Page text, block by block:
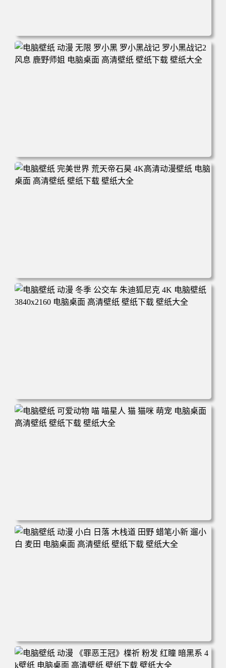
电脑壁纸 柯南和小兰背靠背 夕阳 日落 4K动漫壁纸 电脑桌
面 高清壁纸 壁纸下载 壁纸大全
电脑壁纸 动漫 无限 罗小黑 罗小黑战记 罗小黑战记2 风息
鹿野师姐 电脑桌面 高清壁纸 壁纸下载 壁纸大全
电脑壁纸 完美世界 荒天帝石昊 4K高清动漫壁纸 电脑桌面
高清壁纸 壁纸下载 壁纸大全
电脑壁纸 动漫 冬季 公交车 朱迪狐尼克 4K 电脑壁纸 3840x2
160 电脑桌面 高清壁纸 壁纸下载 壁纸大全
电脑壁纸 可爱动物 喵 喵星人 猫 猫咪 萌宠 电脑桌面 高清壁
纸 壁纸下载 壁纸大全
电脑壁纸 动漫 小白 日落 木栈道 田野 蜡笔小新 遛小白 麦田
电脑桌面 高清壁纸 壁纸下载 壁纸大全